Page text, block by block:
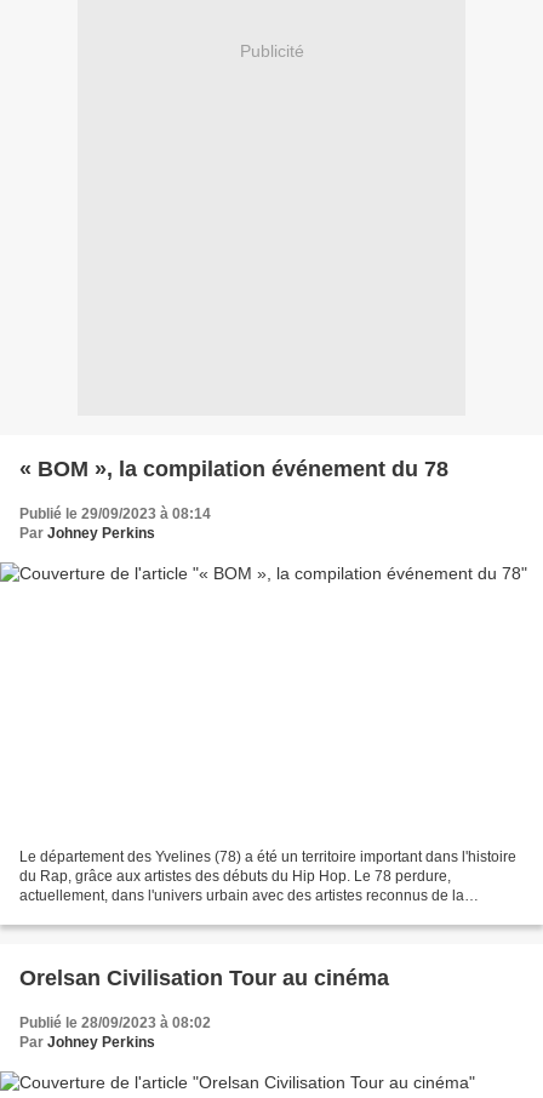
Publicité
« BOM », la compilation événement du 78
Publié le 29/09/2023 à 08:14
Par Johney Perkins
Le département des Yvelines (78) a été un territoire important dans l'histoire
du Rap, grâce aux artistes des débuts du Hip Hop. Le 78 perdure,
actuellement, dans l'univers urbain avec des artistes reconnus de la
Orelsan Civilisation Tour au cinéma
Publié le 28/09/2023 à 08:02
Par Johney Perkins